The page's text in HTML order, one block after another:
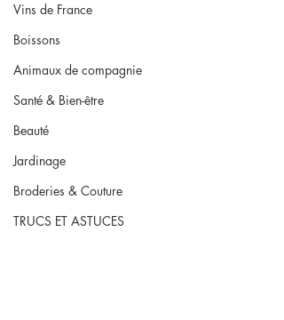
Vins de France
Boissons
Animaux de compagnie
Santé & Bien-être
Beauté
Jardinage
Broderies & Couture
TRUCS ET ASTUCES